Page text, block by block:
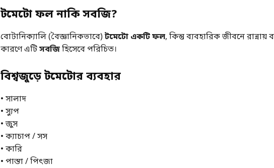
টমেটো ফল নাকি সবজি?
বোটানিক্যালি (বৈজ্ঞানিকভাবে)টমেটো একটি ফল, কিন্তু ব্যবহারিক জীবনে রান্নায়
কারণে এটিসবজিহিসেবে পরিচিত।
বিশ্বজুড়ে টমেটোর ব্যবহার
• সালাদ
• স্যুপ
• জুস
• ক্যাচাপ / সস
• কারি
• পাস্তা / পিৎজা